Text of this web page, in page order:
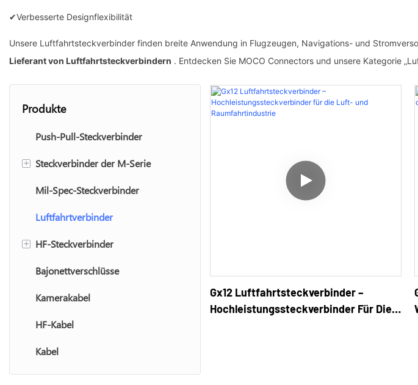
✔Verbesserte Designflexibilität
Unsere Luftfahrtsteckverbinder finden breite Anwendung in Flugzeugen, Navigations- und
Lieferant von Luftfahrtsteckverbindern . Entdecken Sie MOCO Connectors und unsere Kategorie
Produkte
Push-Pull-Steckverbinder
+ Steckverbinder der M-Serie
M8-Stecker
M12-Stecker
M16-Stecker
Mil-Spec-Steckverbinder
Luftfahrtverbinder
+ HF-Steckverbinder
SMA-Anschluss
BNC-Anschluss
Bajonettverschlüsse
Kamerakabel
HF-Kabel
Kabel
Gx12 Luftfahrtsteckverbinder –
Hochleistungssteckverbinder Für Die